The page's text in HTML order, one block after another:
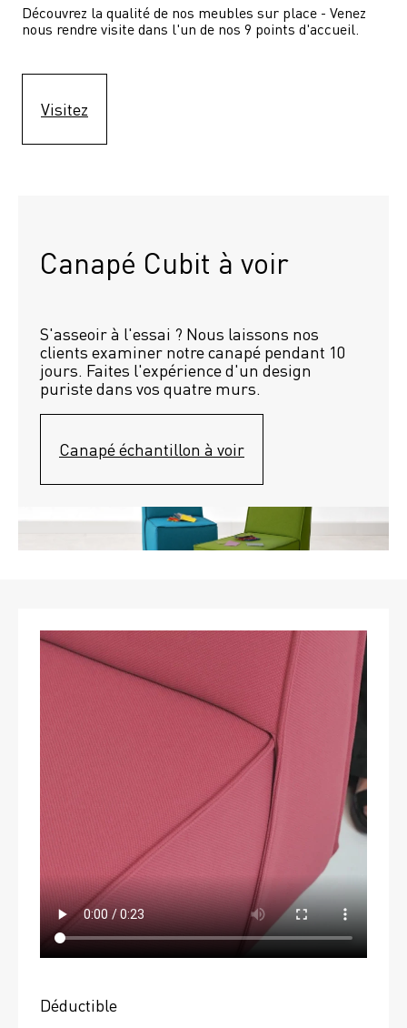
Découvrez la qualité de nos meubles sur place - Venez
nous rendre visite dans l'un de nos 9 points d'accueil.
Visitez
Canapé Cubit à voir
S'asseoir à l'essai ? Nous laissons nos
clients examiner notre canapé pendant 10
jours. Faites l'expérience d'un design
puriste dans vos quatre murs.
Canapé échantillon à voir
Déductible